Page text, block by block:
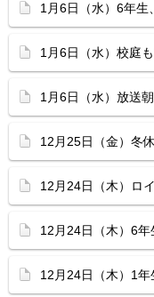
1月6日（水）6年生
1月6日（水）校庭
1月6日（水）放送
12月25日（金）冬
12月24日（木）ロ
12月24日（木）6
12月24日（木）1